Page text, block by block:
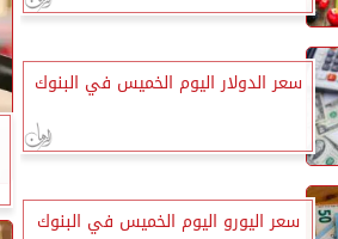
سعر الدولار اليوم الخميس في البنوك
سعر اليورو اليوم الخميس في البنوك